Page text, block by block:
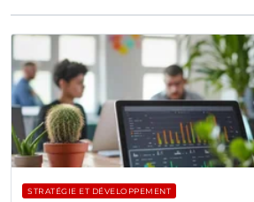
STRATÉGIE ET DÉVELOPPEMENT